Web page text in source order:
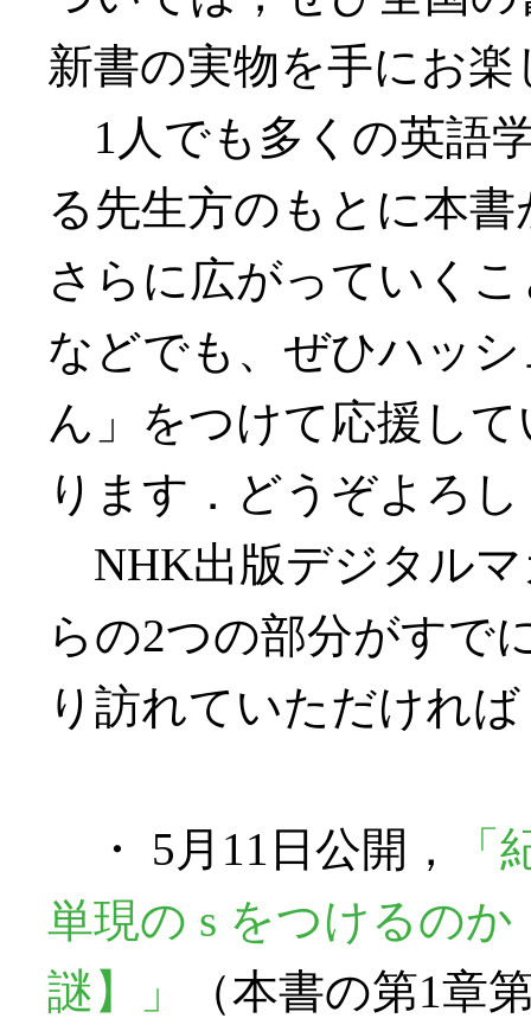
新書の実物を手にお
1人でも多くの英語
る先生方のもとに本
さらに広がっていく
などでも、ぜひハッ
ん」をつけて応援し
ります．どうぞよろ
NHK出版デジタルマ
らの2つの部分がすで
り訪れていただければ
・ 5月11日公開，
単現の s をつけるの
謎】」
（本書の第1章